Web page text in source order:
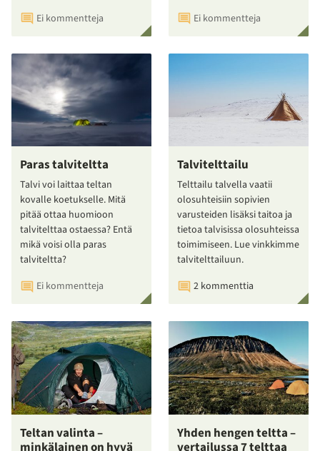
Ei kommentteja
Ei kommentteja
Paras talviteltta
Talvi voi laittaa teltan
kovalle koetukselle. Mitä
pitää ottaa huomioon
talvitelttaa ostaessa? Entä
mikä voisi olla paras
talviteltta?
Ei kommentteja
Talvitelttailu
Telttailu talvella vaatii
olosuhteisiin sopivien
varusteiden lisäksi taitoa ja
tietoa talvisissa olosuhteissa
toimimiseen. Lue vinkkimme
talvitelttailuun.
2 kommenttia
Teltan valinta –
minkälainen on hyvä
Yhden hengen teltta –
vertailussa 7 telttaa